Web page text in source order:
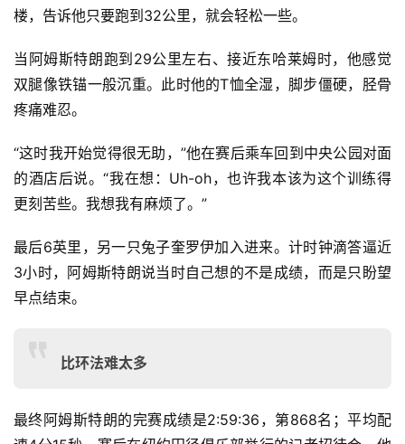
楼，告诉他只要跑到32公里，就会轻松一些。
当阿姆斯特朗跑到29公里左右、接近东哈莱姆时，他感觉
双腿像铁锚一般沉重。此时他的T恤全湿，脚步僵硬，胫骨
疼痛难忍。
“这时我开始觉得很无助，”他在赛后乘车回到中央公园对面
的酒店后说。“我在想：Uh-oh，也许我本该为这个训练得
更刻苦些。我想我有麻烦了。”
最后6英里，另一只兔子奎罗伊加入进来。计时钟滴答逼近
3小时，阿姆斯特朗说当时自己想的不是成绩，而是只盼望
早点结束。
比环法难太多
最终阿姆斯特朗的完赛成绩是2:59:36，第868名；平均配